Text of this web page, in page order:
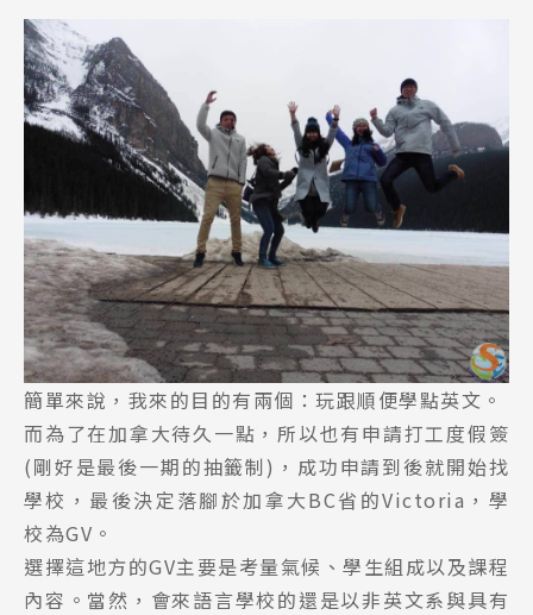
簡單來說，我來的目的有兩個：玩跟順便學點英文。
而為了在加拿大待久一點，所以也有申請打工度假簽
(剛好是最後一期的抽籤制)，成功申請到後就開始找
學校，最後決定落腳於加拿大BC省的Victoria，學
校為GV。
選擇這地方的GV主要是考量氣候、學生組成以及課程
內容。當然，會來語言學校的還是以非英文系與具有